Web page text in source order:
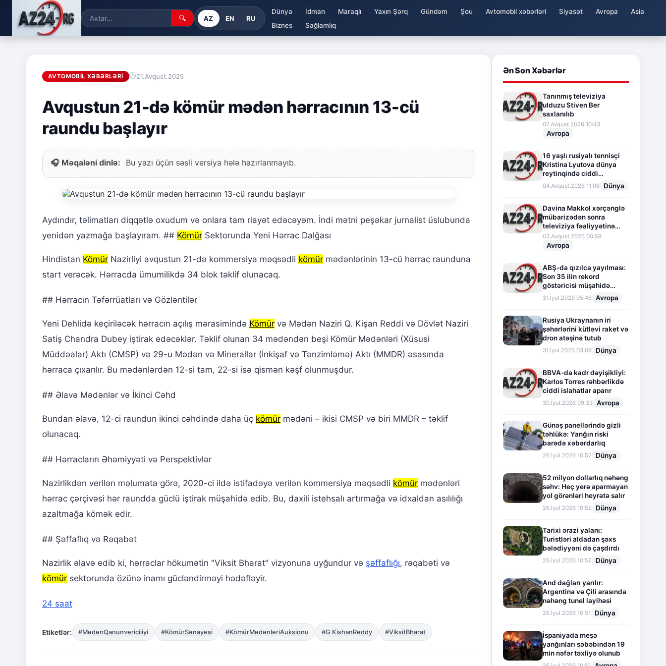
🔍 AZ EN RU
Dünya İdman Maraqlı Yaxın Şərq Gündəm Şou Avtomobil xəbərləri Siyasət Avropa
Asia
Biznes
Sağlamlıq
AVTOMOBIL XƏBƏRLƏRI 21.Avqust.2025
Avqustun 21-də kömür mədən hərracının 13-cü
raundu başlayır
🎧 Məqaləni dinlə: Bu yazı üçün səsli versiya hələ hazırlanmayıb.
Aydındır, təlimatları diqqətlə oxudum və onlara tam riayət edəcəyəm. İndi mətni peşəkar jurnalist üslubunda
yenidən yazmağa başlayıram. ## Kömür Sektorunda Yeni Hərrac Dalğası
Hindistan Kömür Nazirliyi avqustun 21-də kommersiya məqsədli kömür mədənlərinin 13-cü hərrac raunduna
start verəcək. Hərracda ümumilikdə 34 blok təklif olunacaq.
## Hərracın Təfərrüatları və Gözləntilər
Yeni Dehlidə keçiriləcək hərracın açılış mərasimində Kömür və Mədən Naziri Q. Kişan Reddi və Dövlət Naziri
Satiş Chandra Dubey iştirak edəcəklər. Təklif olunan 34 mədəndən beşi Kömür Mədənləri (Xüsusi
Müddəalar) Aktı (CMSP) və 29-u Mədən və Minerallar (İnkişaf və Tənzimləmə) Aktı (MMDR) əsasında
hərraca çıxarılır. Bu mədənlərdən 12-si tam, 22-si isə qismən kəşf olunmuşdur.
## Əlavə Mədənlər və İkinci Cəhd
Bundan əlavə, 12-ci raundun ikinci cəhdində daha üç kömür mədəni – ikisi CMSP və biri MMDR – təklif
olunacaq.
## Hərracların Əhəmiyyəti və Perspektivlər
Nazirlikdən verilən məlumata görə, 2020-ci ildə istifadəyə verilən kommersiya məqsədli kömür mədənləri
hərrac çərçivəsi hər raundda güclü iştirak müşahidə edib. Bu, daxili istehsalı artırmağa və idxaldan asılılığı
azaltmağa kömək edir.
## Şəffaflıq və Rəqabət
Nazirlik əlavə edib ki, hərraclar hökumətin "Viksit Bharat" vizyonuna uyğundur və şəffaflığı, rəqabəti və
kömür sektorunda özünə inamı gücləndirməyi hədəfləyir.
24 saat
Etiketlər: #MədənQanunvericiliyi #KömürSənayesi #KömürMədənləriAuksionu #G KishanReddy #ViksitBharat
Ən Son Xəbərlər
Tanınmış televiziya
ulduzu Stiven Ber
saxlanılıb
07.Avqust.2026 10:43
Avropa
16 yaşlı rusiyalı tennisçi
Kristina Lyutova dünya
reytinqində ciddi
irəliləyişə imza atdı
04.Avqust.2026 11:06 Dünya
Davina Makkol xərçənglə
mübarizədən sonra
televiziya fəaliyyətinə
fasilə verir
03.Avqust.2026 00:59
Avropa
ABŞ-da qızılca yayılması:
Son 35 ilin rekord
göstəricisi müşahidə
olunur
31.İyul.2026 05:46 Avropa
Rusiya Ukraynanın iri
şəhərlərini kütləvi raket və
dron atəşinə tutub
31.İyul.2026 03:09 Dünya
BBVA-da kadr dəyişikliyi:
Karlos Torres rəhbərlikdə
ciddi islahatlar aparır
30.İyul.2026 09:33 Avropa
Günəş panellərində gizli
təhlükə: Yanğın riski
barədə xəbərdarlıq
26.İyul.2026 10:52 Dünya
52 milyon dollarlıq nəhəng
səhv: Heç yerə aparmayan
yol görənləri heyrətə salır
26.İyul.2026 10:52 Dünya
Tarixi ərazi yalanı:
Turistləri aldadan şəxs
bələdiyyəni də çaşdırdı
26.İyul.2026 10:52 Dünya
And dağları yarılır:
Argentina və Çili arasında
nəhəng tunel layihəsi
26.İyul.2026 10:51 Dünya
İspaniyada meşə
yanğınları səbəbindən 19
min nəfər təxliyə olunub